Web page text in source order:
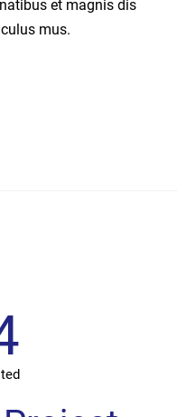
et magnis dis
mus.